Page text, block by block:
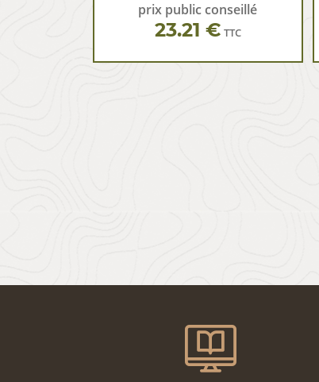
prix public conseillé
23.21 € TTC